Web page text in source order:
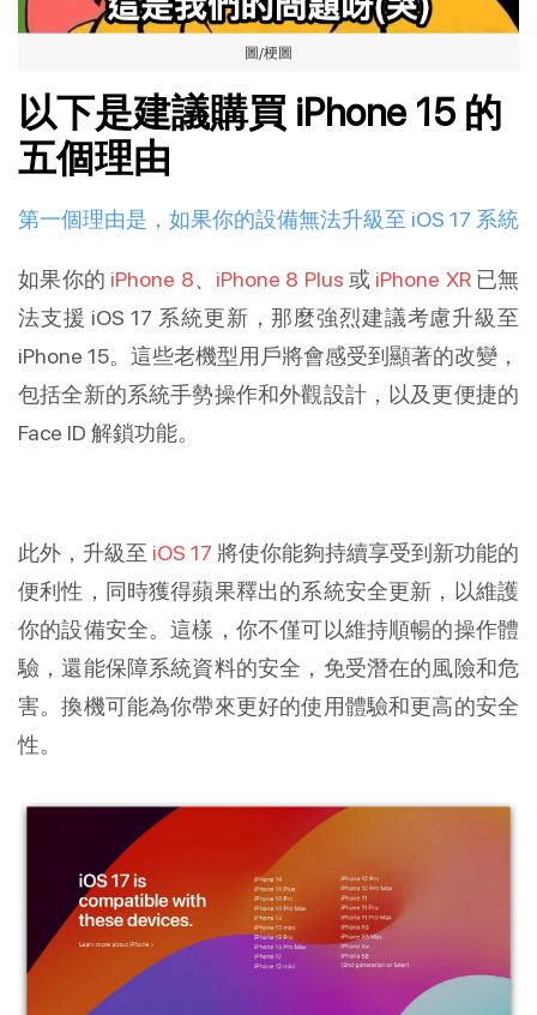
圖/梗圖
以下是建議購買 iPhone 15 的
五個理由
第一個理由是，如果你的設備無法升級至 iOS 17 系統
如果你的 iPhone 8、 iPhone 8 Plus 或 iPhone XR已無
法支援 iOS 17 系統更新，那麼強烈建議考慮升級至
iPhone 15。這些老機型用戶將會感受到顯著的改變，
包括全新的系統手勢操作和外觀設計，以及更便捷的
Face ID 解鎖功能。
此外，升級至 iOS 17 將使你能夠持續享受到新功能的
便利性，同時獲得蘋果釋出的系統安全更新，以維護
你的設備安全。這樣，你不僅可以維持順暢的操作體
驗，還能保障系統資料的安全，免受潛在的風險和危
害。換機可能為你帶來更好的使用體驗和更高的安全
性。